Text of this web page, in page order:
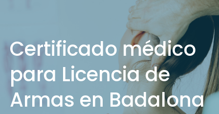
Certificado médico
para Licencia de
Armas en Badalona